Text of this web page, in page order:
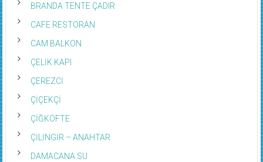
BRANDA TENTE ÇADIR
CAFE RESTORAN
CAM BALKON
ÇELİK KAPI
ÇEREZCİ
ÇİÇEKÇİ
ÇİĞKÖFTE
ÇİLİNGİR – ANAHTAR
DAMACANA SU